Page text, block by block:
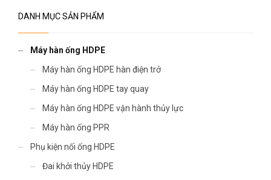
DANH MỤC SẢN PHẨM
Máy hàn ống HDPE
Máy hàn ống HDPE hàn điện trở
Máy hàn ống HDPE tay quay
Máy hàn ống HDPE vận hành thủy lực
Máy hàn ống PPR
Phụ kiện nối ống HDPE
Đai khởi thủy HDPE